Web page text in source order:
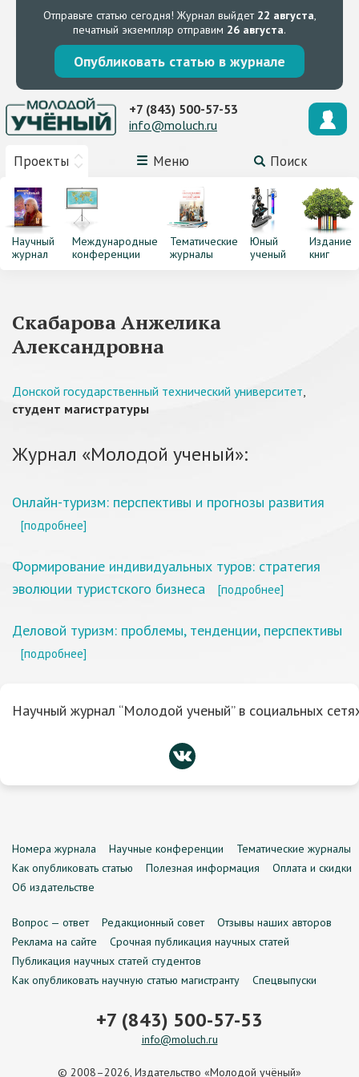
Отправьте статью сегодня! Журнал выйдет 22 августа,
печатный экземпляр отправим 26 августа.
Опубликовать статью в журнале
Проекты Меню Поиск
+7 (843) 500-57-53
info@moluch.ru
Научный
журнал
Международные
конференции
Тематические
журналы
Юный
ученый
Издание
книг
Скабарова Анжелика
Александровна
Донской государственный технический университет,
студент магистратуры
Журнал «Молодой ученый»:
Онлайн-туризм: перспективы и прогнозы развития
[подробнее]
Формирование индивидуальных туров: стратегия
эволюции туристского бизнеса
[подробнее]
Деловой туризм: проблемы, тенденции, перспективы
[подробнее]
Научный журнал “Молодой ученый” в социальных
Номера журнала Научные конференции
Тематические журналы
Как опубликовать статью
Полезная информация
Оплата и скидки
Об издательстве
Вопрос — ответ Редакционный совет
Отзывы наших авторов
Реклама на сайте
Срочная публикация научных статей
Публикация научных статей студентов
Как опубликовать научную статью магистранту
Спецвыпуски
+7 (843) 500-57-53
info@moluch.ru
© 2008–2026, Издательство «Молодой учёный»